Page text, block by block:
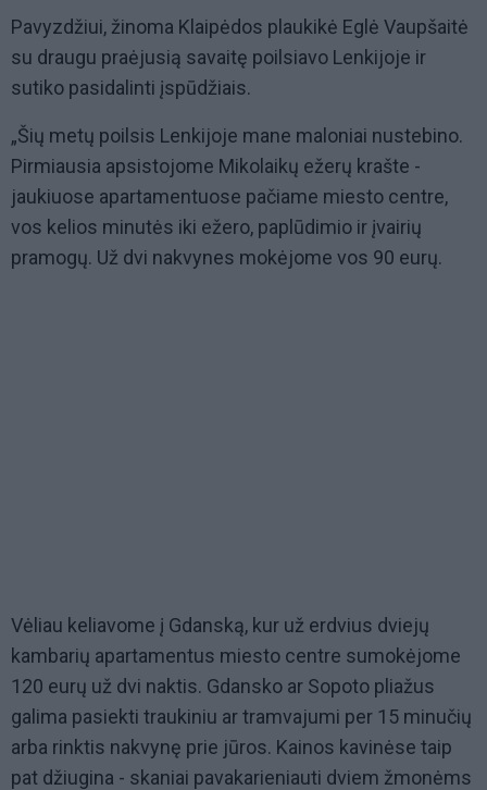
Pavyzdžiui, žinoma Klaipėdos plaukikė Eglė Vaupšaitė
su draugu praėjusią savaitę poilsiavo Lenkijoje ir
sutiko pasidalinti įspūdžiais.
„Šių metų poilsis Lenkijoje mane maloniai nustebino.
Pirmiausia apsistojome Mikolaikų ežerų krašte -
jaukiuose apartamentuose pačiame miesto centre,
vos kelios minutės iki ežero, paplūdimio ir įvairių
pramogų. Už dvi nakvynes mokėjome vos 90 eurų.
Vėliau keliavome į Gdanską, kur už erdvius dviejų
kambarių apartamentus miesto centre sumokėjome
120 eurų už dvi naktis. Gdansko ar Sopoto pliažus
galima pasiekti traukiniu ar tramvajumi per 15 minučių
arba rinktis nakvynę prie jūros. Kainos kavinėse taip
pat džiugina - skaniai pavakarieniauti dviem žmonėms